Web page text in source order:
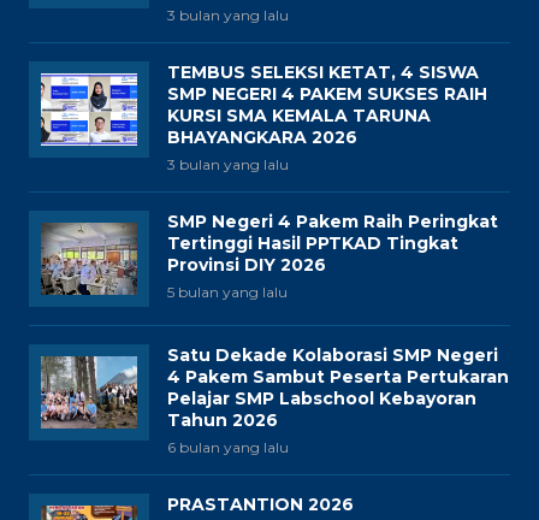
3 bulan yang lalu
TEMBUS SELEKSI KETAT, 4 SISWA
SMP NEGERI 4 PAKEM SUKSES RAIH
KURSI SMA KEMALA TARUNA
BHAYANGKARA 2026
3 bulan yang lalu
SMP Negeri 4 Pakem Raih Peringkat
Tertinggi Hasil PPTKAD Tingkat
Provinsi DIY 2026
5 bulan yang lalu
Satu Dekade Kolaborasi SMP Negeri
4 Pakem Sambut Peserta Pertukaran
Pelajar SMP Labschool Kebayoran
Tahun 2026
6 bulan yang lalu
PRASTANTION 2026